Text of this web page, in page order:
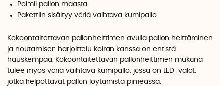
Poimii pallon maasta
Pakettiin sisältyy väriä vaihtava kumipallo
Kokoontaitettavan pallonheittimen avulla pallon heittäminen
ja noutamisen harjoittelu koiran kanssa on entistä
hauskempaa. Kokoontaitettavan pallonheittimen mukana
tulee myös väriä vaihtava kumipallo, jossa on LED-valot,
jotka helpottavat pallon löytämistä pimeässä.